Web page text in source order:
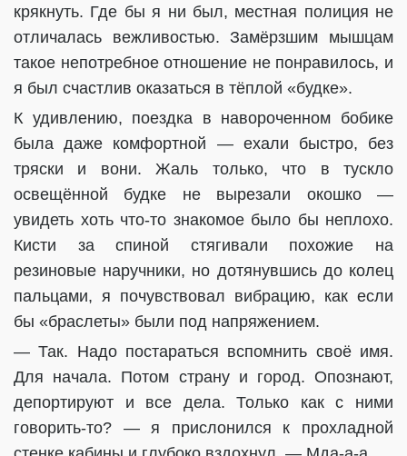
крякнуть. Где бы я ни был, местная полиция не
отличалась вежливостью. Замёрзшим мышцам
такое непотребное отношение не понравилось, и
я был счастлив оказаться в тёплой «будке».
К удивлению, поездка в навороченном бобике
была даже комфортной — ехали быстро, без
тряски и вони. Жаль только, что в тускло
освещённой будке не вырезали окошко —
увидеть хоть что-то знакомое было бы неплохо.
Кисти за спиной стягивали похожие на
резиновые наручники, но дотянувшись до колец
пальцами, я почувствовал вибрацию, как если
бы «браслеты» были под напряжением.
— Так. Надо постараться вспомнить своё имя.
Для начала. Потом страну и город. Опознают,
депортируют и все дела. Только как с ними
говорить-то? — я прислонился к прохладной